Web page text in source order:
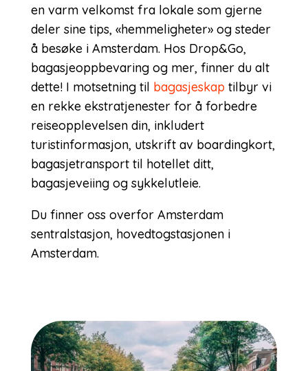
en varm velkomst fra lokale som gjerne
deler sine tips, «hemmeligheter» og steder
å besøke i Amsterdam. Hos Drop&Go,
bagasjeoppbevaring og mer, finner du alt
dette! I motsetning til bagasjeskap tilbyr vi
en rekke ekstratjenester for å forbedre
reiseopplevelsen din, inkludert
turistinformasjon, utskrift av boardingkort,
bagasjetransport til hotellet ditt,
bagasjeveiing og sykkelutleie.
Du finner oss overfor Amsterdam
sentralstasjon, hovedtogstasjonen i
Amsterdam.